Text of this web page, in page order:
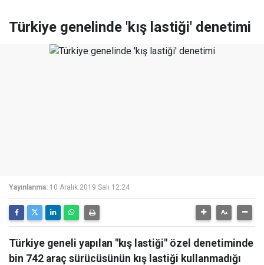
Türkiye genelinde 'kış lastiği' denetimi
Yayınlanma: 10 Aralık 2019 Salı 12:24
Türkiye geneli yapılan "kış lastiği" özel denetiminde
bin 742 araç sürücüsünün kış lastiği kullanmadığı